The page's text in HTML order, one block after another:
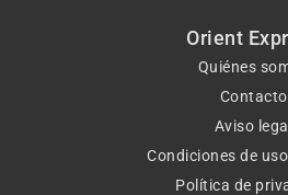
Orient
Quiénes
Contacto
Aviso
Condiciones de
Política de